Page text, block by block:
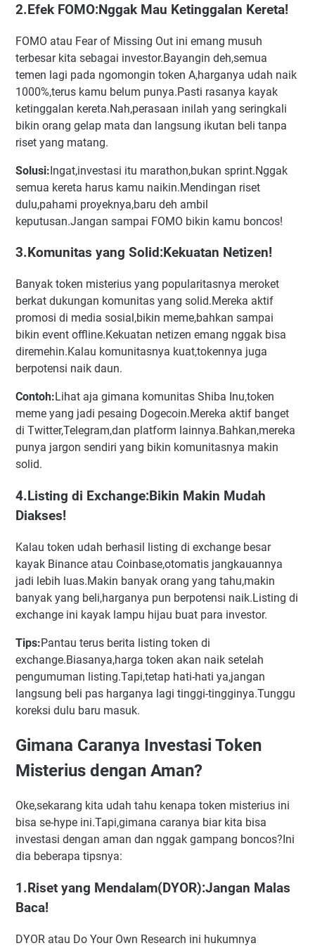
2.Efek FOMO:Nggak Mau Ketinggalan Kereta!
FOMO atau Fear of Missing Out ini emang musuh
terbesar kita sebagai investor.Bayangin deh,semua
temen lagi pada ngomongin token A,harganya udah naik
1000%,terus kamu belum punya.Pasti rasanya kayak
ketinggalan kereta.Nah,perasaan inilah yang seringkali
bikin orang gelap mata dan langsung ikutan beli tanpa
riset yang matang.
Solusi:Ingat,investasi itu marathon,bukan sprint.Nggak
semua kereta harus kamu naikin.Mendingan riset
dulu,pahami proyeknya,baru deh ambil
keputusan.Jangan sampai FOMO bikin kamu boncos!
3.Komunitas yang Solid:Kekuatan Netizen!
Banyak token misterius yang popularitasnya meroket
berkat dukungan komunitas yang solid.Mereka aktif
promosi di media sosial,bikin meme,bahkan sampai
bikin event offline.Kekuatan netizen emang nggak bisa
diremehin.Kalau komunitasnya kuat,tokennya juga
berpotensi naik daun.
Contoh:Lihat aja gimana komunitas Shiba Inu,token
meme yang jadi pesaing Dogecoin.Mereka aktif banget
di Twitter,Telegram,dan platform lainnya.Bahkan,mereka
punya jargon sendiri yang bikin komunitasnya makin
solid.
4.Listing di Exchange:Bikin Makin Mudah
Diakses!
Kalau token udah berhasil listing di exchange besar
kayak Binance atau Coinbase,otomatis jangkauannya
jadi lebih luas.Makin banyak orang yang tahu,makin
banyak yang beli,harganya pun berpotensi naik.Listing di
exchange ini kayak lampu hijau buat para investor.
Tips:Pantau terus berita listing token di
exchange.Biasanya,harga token akan naik setelah
pengumuman listing.Tapi,tetap hati-hati ya,jangan
langsung beli pas harganya lagi tinggi-tingginya.Tunggu
koreksi dulu baru masuk.
Gimana Caranya Investasi Token
Misterius dengan Aman?
Oke,sekarang kita udah tahu kenapa token misterius ini
bisa se-hype ini.Tapi,gimana caranya biar kita bisa
investasi dengan aman dan nggak gampang boncos?Ini
dia beberapa tipsnya:
1.Riset yang Mendalam(DYOR):Jangan Malas
Baca!
DYOR atau Do Your Own Research ini hukumnya